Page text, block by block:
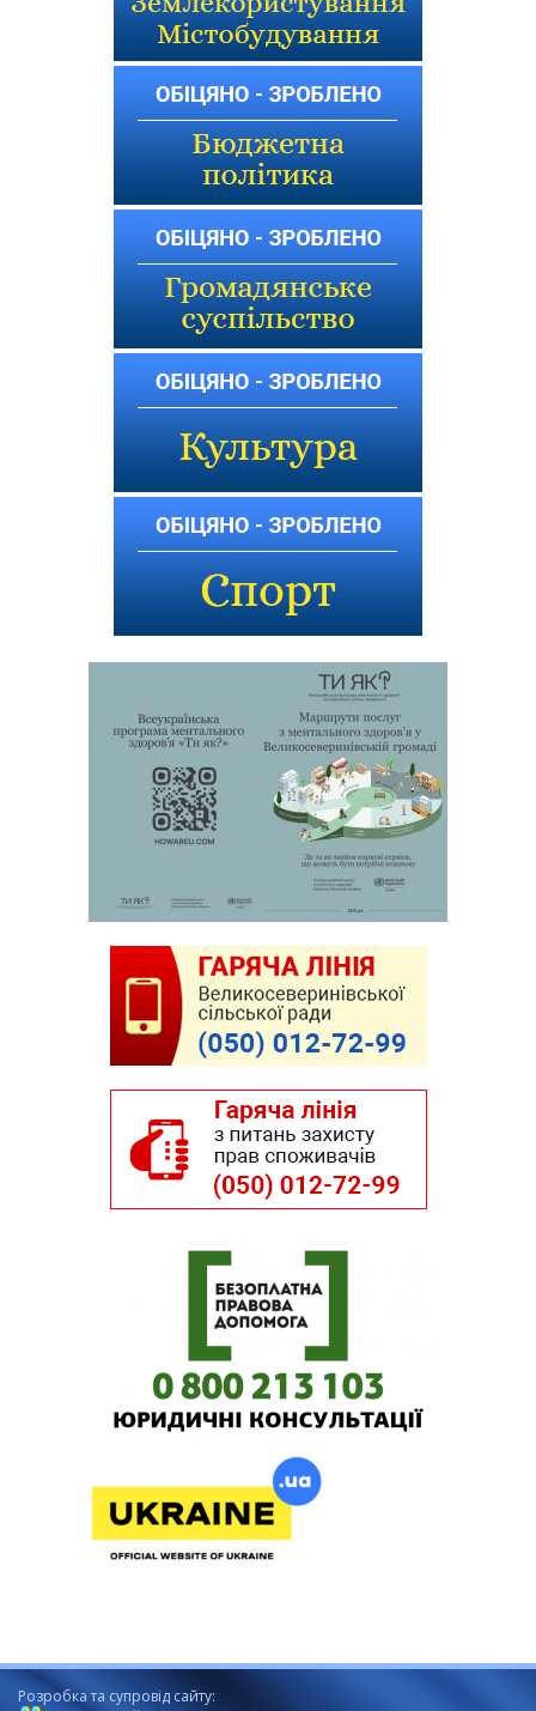
Розробка та супровід сайту: